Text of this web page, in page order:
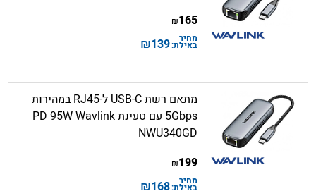
165
₪
מחיר
באילת:139
₪
מתאם רשת USB-C ל-RJ45 במהירות
5Gbps עם טעינת PD 95W Wavlink
NWU340GD
199
₪
מחיר
באילת:168
₪